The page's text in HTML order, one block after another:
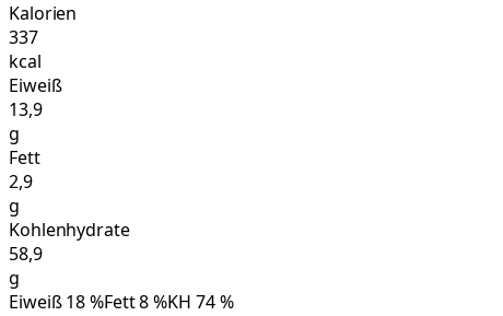
Kalorien
337
kcal
Eiweiß
13,9
g
Fett
2,9
g
Kohlenhydrate
58,9
g
Eiweiß18%Fett8%KH 74%